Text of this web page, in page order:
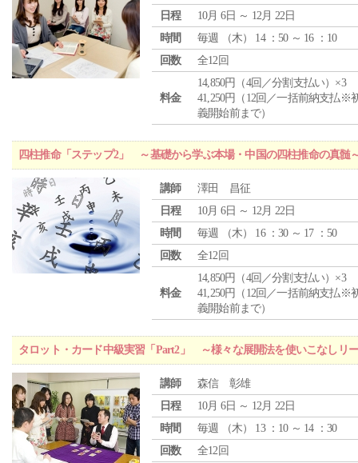
日程
10月 6日 ～ 12月 22日
時間
毎週 （木） 14 ：50 ～ 16 ：10
回数
全12回
料金
14,850円（4回／分割支払い）×3
41,250円（12回／一括前納支払※
義開始前まで）
四柱推命「ステップ2」 ～基礎から学ぶ本場・中国の四柱推命の真髄
講師
澤田 昌征
日程
10月 6日 ～ 12月 22日
時間
毎週 （木） 16 ：30 ～ 17 ：50
回数
全12回
料金
14,850円（4回／分割支払い）×3
41,250円（12回／一括前納支払※
義開始前まで）
タロット・カード中級実習「Part2」 ～様々な展開法を使いこなしリ
講師
森信 彰雄
日程
10月 6日 ～ 12月 22日
時間
毎週 （木） 13 ：10 ～ 14 ：30
回数
全12回